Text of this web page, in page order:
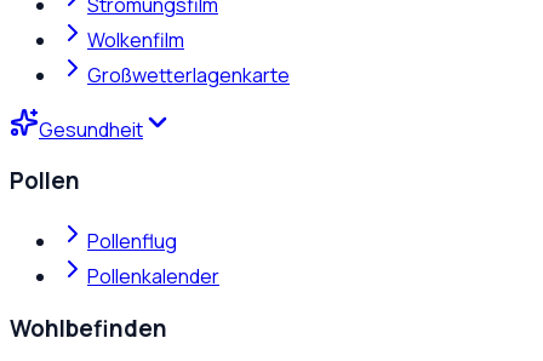
Wolkenfilm
Großwetterlagenkarte
Gesundheit
Pollen
Pollenflug
Pollenkalender
Wohlbefinden